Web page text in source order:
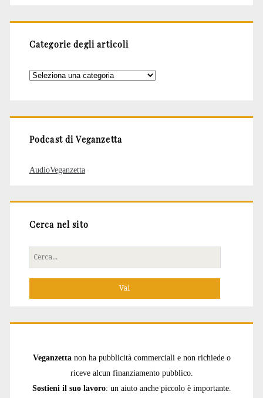
Categorie degli articoli
Categorie
Podcast di Veganzetta
AudioVeganzetta
Cerca nel sito
Cerca
per:
Veganzetta non ha pubblicità commerciali e non richiede o
riceve alcun finanziamento pubblico.
Sostieni il suo lavoro: un aiuto anche piccolo è importante.